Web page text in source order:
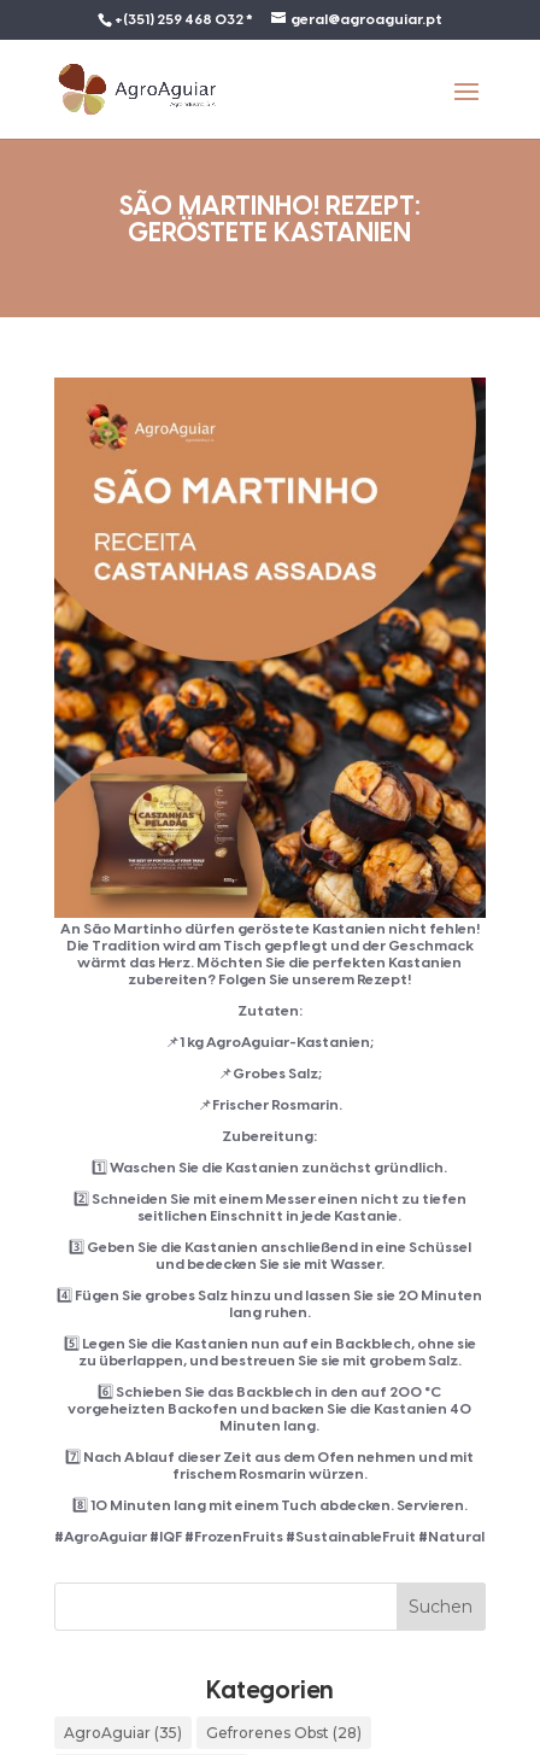
+(351) 259 468 032 * geral@agroaguiar.pt
SÃO MARTINHO! REZEPT:
GERÖSTETE KASTANIEN
An São Martinho dürfen geröstete Kastanien nicht fehlen!
Die Tradition wird am Tisch gepflegt und der Geschmack
wärmt das Herz. Möchten Sie die perfekten Kastanien
zubereiten? Folgen Sie unserem Rezept!
Zutaten:
📌1 kg AgroAguiar-Kastanien;
📌Grobes Salz;
📌Frischer Rosmarin.
Zubereitung:
1️⃣ Waschen Sie die Kastanien zunächst gründlich.
2️⃣ Schneiden Sie mit einem Messer einen nicht zu tiefen
seitlichen Einschnitt in jede Kastanie.
3️⃣ Geben Sie die Kastanien anschließend in eine Schüssel
und bedecken Sie sie mit Wasser.
4️⃣ Fügen Sie grobes Salz hinzu und lassen Sie sie 20 Minuten
lang ruhen.
5️⃣ Legen Sie die Kastanien nun auf ein Backblech, ohne sie
zu überlappen, und bestreuen Sie sie mit grobem Salz.
6️⃣ Schieben Sie das Backblech in den auf 200 °C
vorgeheizten Backofen und backen Sie die Kastanien 40
Minuten lang.
7️⃣ Nach Ablauf dieser Zeit aus dem Ofen nehmen und mit
frischem Rosmarin würzen.
8️⃣ 10 Minuten lang mit einem Tuch abdecken. Servieren.
#AgroAguiar #IQF #FrozenFruits #SustainableFruit #Natural
Kategorien
AgroAguiar(35) Gefrorenes Obst (28)